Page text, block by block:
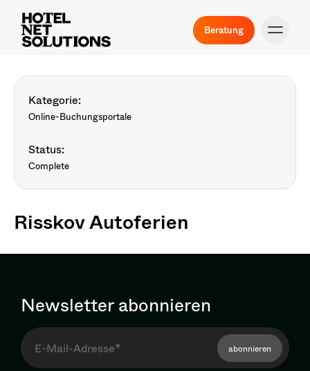
Beratung
Kategorie:
Online-Buchungsportale
Status:
Complete
Risskov Autoferien
Newsletter abonnieren
abonnieren